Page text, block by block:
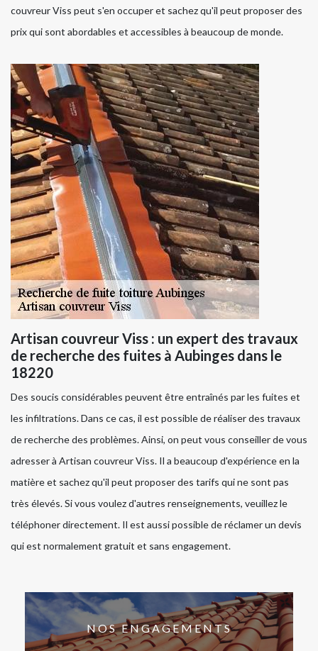
couvreur Viss peut s'en occuper et sachez qu'il peut proposer des
prix qui sont abordables et accessibles à beaucoup de monde.
Artisan couvreur Viss : un expert des travaux
de recherche des fuites à Aubinges dans le
18220
Des soucis considérables peuvent être entraînés par les fuites et
les infiltrations. Dans ce cas, il est possible de réaliser des travaux
de recherche des problèmes. Ainsi, on peut vous conseiller de vous
adresser à Artisan couvreur Viss. Il a beaucoup d'expérience en la
matière et sachez qu'il peut proposer des tarifs qui ne sont pas
très élevés. Si vous voulez d'autres renseignements, veuillez le
téléphoner directement. Il est aussi possible de réclamer un devis
qui est normalement gratuit et sans engagement.
NOS ENGAGEMENTS